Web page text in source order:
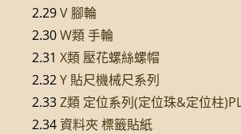
2.29V 腳輪
2.30W類 手輪
2.31 X類 壓花螺絲螺帽
2.32Y 貼尺機械尺系列
2.33Z類 定位系列(定位珠&定位柱
2.34資料夾 標籤貼紙